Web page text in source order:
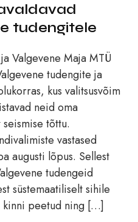
tudengitele
Valgevene Maja MTÜ
tudengite ja
kus valitsusvõim
neid oma
tõttu.
vastased
augusti lõpus. Sellest
tudengeid
süstemaatiliselt sihile
kinni peetud ning […]